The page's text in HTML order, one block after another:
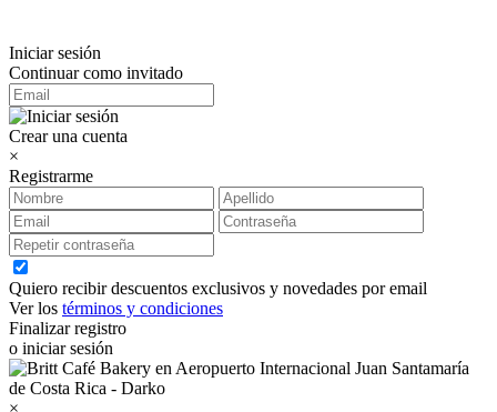
Iniciar sesión
Continuar como invitado
Crear una cuenta
×
Registrarme
Quiero recibir descuentos exclusivos y novedades por email
Ver los términos y condiciones
Finalizar registro
o iniciar sesión